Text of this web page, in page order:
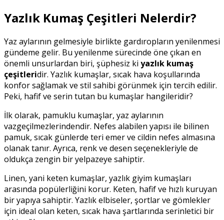
Yazlık Kumaş Çeşitleri Nelerdir?
Yaz aylarının gelmesiyle birlikte gardıropların yenilenmesi
gündeme gelir. Bu yenilenme sürecinde öne çıkan en
önemli unsurlardan biri, şüphesiz ki yazlık kumaş
çeşitleridir. Yazlık kumaşlar, sıcak hava koşullarında
konfor sağlamak ve stil sahibi görünmek için tercih edilir.
Peki, hafif ve serin tutan bu kumaşlar hangileridir?
İlk olarak, pamuklu kumaşlar, yaz aylarının
vazgeçilmezlerindendir. Nefes alabilen yapısı ile bilinen
pamuk, sıcak günlerde teri emer ve cildin nefes almasına
olanak tanır. Ayrıca, renk ve desen seçenekleriyle de
oldukça zengin bir yelpazeye sahiptir.
Linen, yani keten kumaşlar, yazlık giyim kumaşları
arasında popülerliğini korur. Keten, hafif ve hızlı kuruyan
bir yapıya sahiptir. Yazlık elbiseler, şortlar ve gömlekler
için ideal olan keten, sıcak hava şartlarında serinletici bir